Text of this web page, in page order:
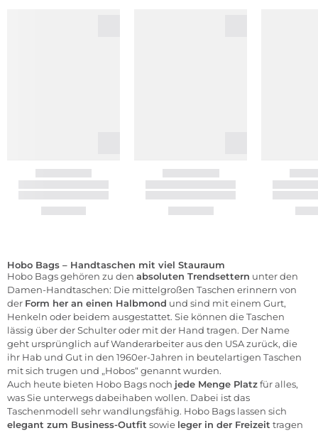
Hobo Bags – Handtaschen mit viel Stauraum
Hobo Bags gehören zu den absoluten Trendsettern unter den
Damen-Handtaschen: Die mittelgroßen Taschen erinnern von
der Form her an einen Halbmond und sind mit einem Gurt,
Henkeln oder beidem ausgestattet. Sie können die Taschen
lässig über der Schulter oder mit der Hand tragen. Der Name
geht ursprünglich auf Wanderarbeiter aus den USA zurück, die
ihr Hab und Gut in den 1960er-Jahren in beutelartigen Taschen
mit sich trugen und „Hobos“ genannt wurden.
Auch heute bieten Hobo Bags noch jede Menge Platzfür alles,
was Sie unterwegs dabeihaben wollen. Dabei ist das
Taschenmodell sehr wandlungsfähig. Hobo Bags lassen sich
elegant zum Business-Outfit sowie leger in der Freizeit tragen